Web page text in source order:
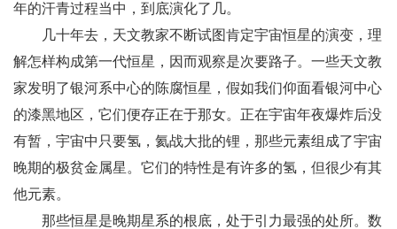
年的汗青过程当中，到底演化了几。
几十年去，天文教家不断试图肯定宇宙恒星的演变，理
解怎样构成第一代恒星，因而观察是次要路子。一些天文教
家发明了银河系中心的陈腐恒星，假如我们仰面看银河中心
的漆黑地区，它们便存正在于那女。正在宇宙年夜爆炸后没
有暂，宇宙中只要氢，氦战大批的锂，那些元素组成了宇宙
晚期的极贫金属星。它们的特性是有许多的氢，但很少有其
他元素。
那些恒星是晚期星系的根底，处于引力最强的处所。数